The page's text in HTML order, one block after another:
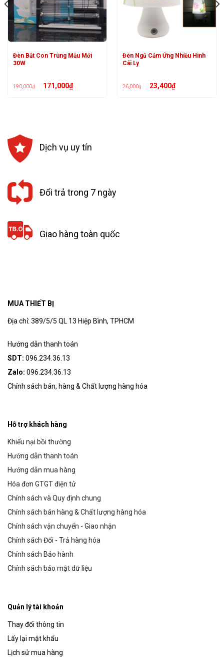
Đèn Bắt Con Trùng Mẫu Mới
30W
190,000₫ Giá
gốc
171,000₫Giá
hiện
Đèn Ngủ Cảm Ứng Nhiều Hình
Cái Ly
26,000₫ Giá
gốc
23,400₫Giá
hiện
Dịch vụ uy tín
Đổi trả trong 7 ngày
Giao hàng toàn quốc
MUA THIẾT BỊ
Địa chỉ: 389/5/5 QL 13 Hiệp Bình, TPHCM
Hướng dẫn thanh toán
SDT: 096.234.36.13
Zalo: 096.234.36.13
Chính sách bán, hàng & Chất lượng hàng hóa
Hỗ trợ khách hàng
Khiếu nại bồi thường
Hướng dẫn thanh toán
Hướng dẫn mua hàng
Hóa đơn GTGT điện tử
Chính sách và Quy định chung
Chính sách bán hàng & Chất lượng hàng hóa
Chính sách vận chuyển - Giao nhận
Chính sách Đổi - Trả hàng hóa
Chính sách Bảo hành
Chính sách bảo mật dữ liệu
Quản lý tài khoản
Thay đổi thông tin
Lấy lại mật khẩu
Lịch sử mua hàng